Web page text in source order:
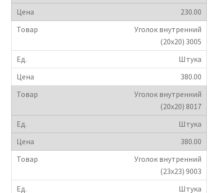
230.00
Уголок внутренний
(20х20) 3005
Штука
380.00
Уголок внутренний
(20х20) 8017
Штука
380.00
Уголок внутренний
(23х23) 9003
Штука